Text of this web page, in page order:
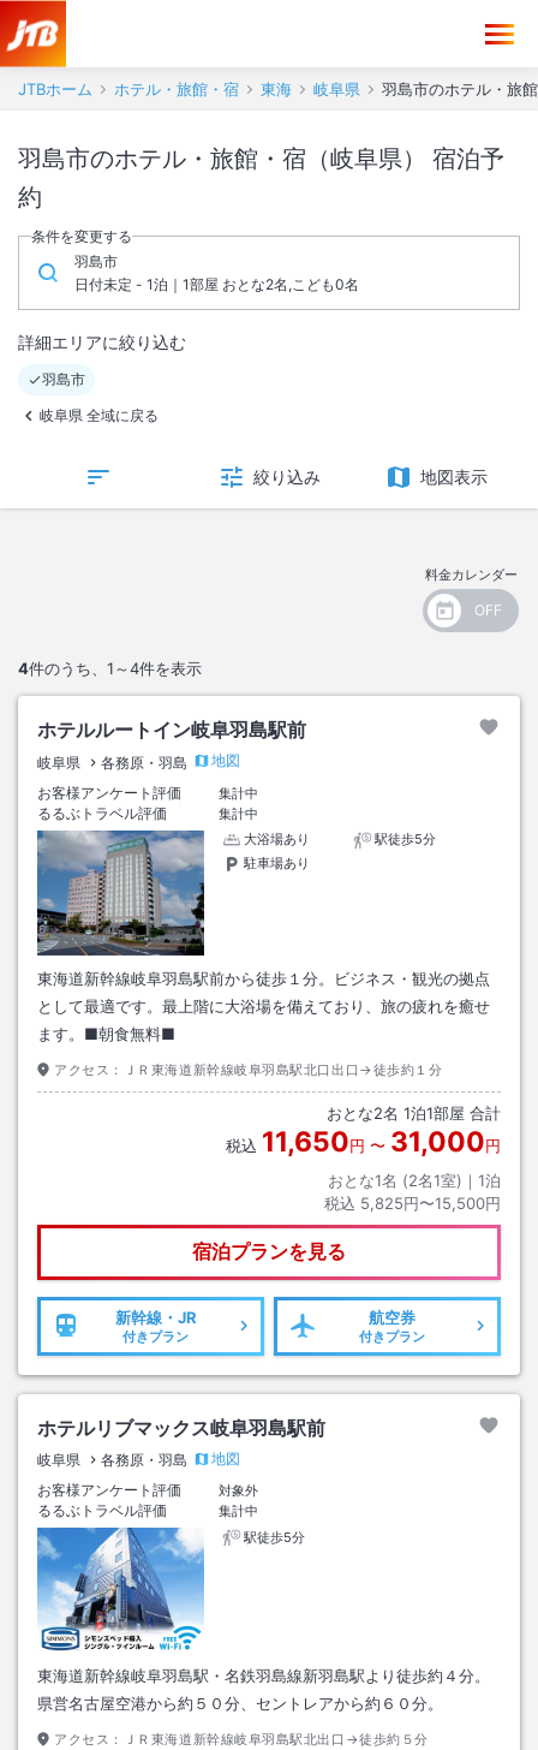
JTBホーム ホテル・旅館・宿 東海 岐阜県 羽島市のホテル・旅
羽島市のホテル・旅館・宿（岐阜県） 宿泊予
約
条件を変更する
羽島市
日付未定 - 1泊｜1部屋 おとな2名,こども0名
詳細エリアに絞り込む
羽島市
岐阜県 全域に戻る
絞り込み 地図表示
料金カレンダー
4件のうち、 1～4件を表示
ホテルルートイン岐阜羽島駅前
岐阜県 各務原・羽島
地図
お客様アンケート評価
集計中
るるぶトラベル評価
集計中
大浴場あり
駅徒歩5分
駐車場あり
東海道新幹線岐阜羽島駅前から徒歩１分。ビジネス・観光の拠点
として最適です。最上階に大浴場を備えており、旅の疲れを癒せ
ます。■朝食無料■
アクセス： ＪＲ東海道新幹線岐阜羽島駅北口出口→徒歩約１分
おとな2名 1泊1部屋 合計
税込 11,650円 〜 31,000円
おとな1名 (2名1室)｜ 1泊
税込 5,825円〜15,500円
宿泊プランを見る
新幹線・JR
付きプラン
航空券
付きプラン
ホテルリブマックス岐阜羽島駅前
岐阜県 各務原・羽島
地図
お客様アンケート評価
対象外
るるぶトラベル評価
集計中
駅徒歩5分
東海道新幹線岐阜羽島駅・名鉄羽島線新羽島駅より徒歩約４分。
県営名古屋空港から約５０分、セントレアから約６０分。
アクセス： ＪＲ東海道新幹線岐阜羽島駅北出口→徒歩約５分